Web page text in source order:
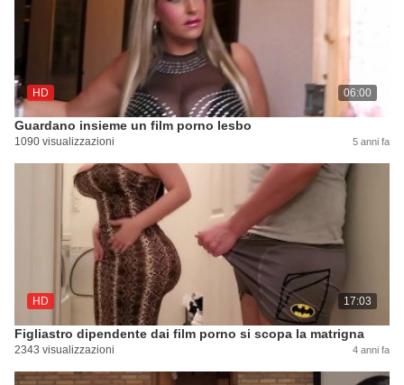
HD 06:00
Guardano insieme un film porno lesbo
1090 visualizzazioni 5 anni fa
HD 17:03
Figliastro dipendente dai film porno si scopa la matrigna
2343 visualizzazioni 4 anni fa